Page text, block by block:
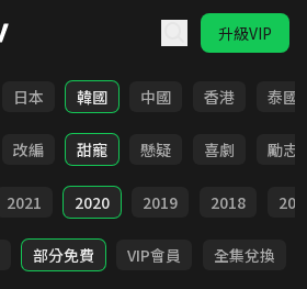
升級VIP
日本 韓國 中國 香港 泰國
改編 甜寵 懸疑 喜劇 勵志
2021 2020 2019 2018
部分免費 VIP會員 全集兌換